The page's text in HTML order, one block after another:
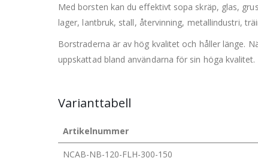
Med borsten kan du effektivt sopa skräp, glas,
lager, lantbruk, stall, återvinning, metallindustri,
Borstraderna är av hög kvalitet och håller länge.
uppskattad bland användarna för sin höga kvalitet.
Varianttabell
Artikelnummer
NCAB-NB-120-FLH-300-150